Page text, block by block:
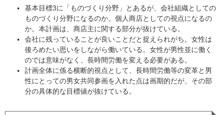
基本目標3に「ものづくり分野」とあるが、会社組織としての
ものづくり分野になるのか。個人商店としての視点になるの
か。本計画は、商店主に関する部分が抜けている。
会社に残っていることが良いことだと捉えられがち。女性は
後ろめたい思いをしながら働いている。女性が男性並に働く
のでは意味がなく、長時間労働を変える必要がある。
計画全体に係る横断的視点として、長時間労働等の変革と男
性にとっての男女共同参画を入れた点は画期的だが、その部
分の具体的な目標値が抜けている。